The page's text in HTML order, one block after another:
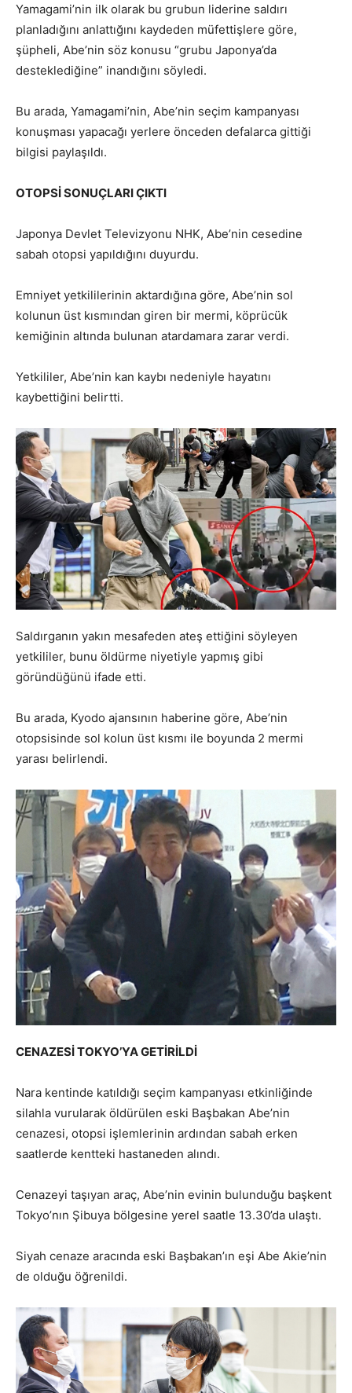
Yamagami’nin ilk olarak bu grubun liderine saldırı
planladığını anlattığını kaydeden müfettişlere göre,
şüpheli, Abe’nin söz konusu “grubu Japonya’da
desteklediğine” inandığını söyledi.
Bu arada, Yamagami’nin, Abe’nin seçim kampanyası
konuşması yapacağı yerlere önceden defalarca gittiği
bilgisi paylaşıldı.
OTOPSİ SONUÇLARI ÇIKTI
Japonya Devlet Televizyonu NHK, Abe’nin cesedine
sabah otopsi yapıldığını duyurdu.
Emniyet yetkililerinin aktardığına göre, Abe’nin sol
kolunun üst kısmından giren bir mermi, köprücük
kemiğinin altında bulunan atardamara zarar verdi.
Yetkililer, Abe’nin kan kaybı nedeniyle hayatını
kaybettiğini belirtti.
Saldırganın yakın mesafeden ateş ettiğini söyleyen
yetkililer, bunu öldürme niyetiyle yapmış gibi
göründüğünü ifade etti.
Bu arada, Kyodo ajansının haberine göre, Abe’nin
otopsisinde sol kolun üst kısmı ile boyunda 2 mermi
yarası belirlendi.
CENAZESİ TOKYO’YA GETİRİLDİ
Nara kentinde katıldığı seçim kampanyası etkinliğinde
silahla vurularak öldürülen eski Başbakan Abe’nin
cenazesi, otopsi işlemlerinin ardından sabah erken
saatlerde kentteki hastaneden alındı.
Cenazeyi taşıyan araç, Abe’nin evinin bulunduğu başkent
Tokyo’nın Şibuya bölgesine yerel saatle 13.30’da ulaştı.
Siyah cenaze aracında eski Başbakan’ın eşi Abe Akie’nin
de olduğu öğrenildi.